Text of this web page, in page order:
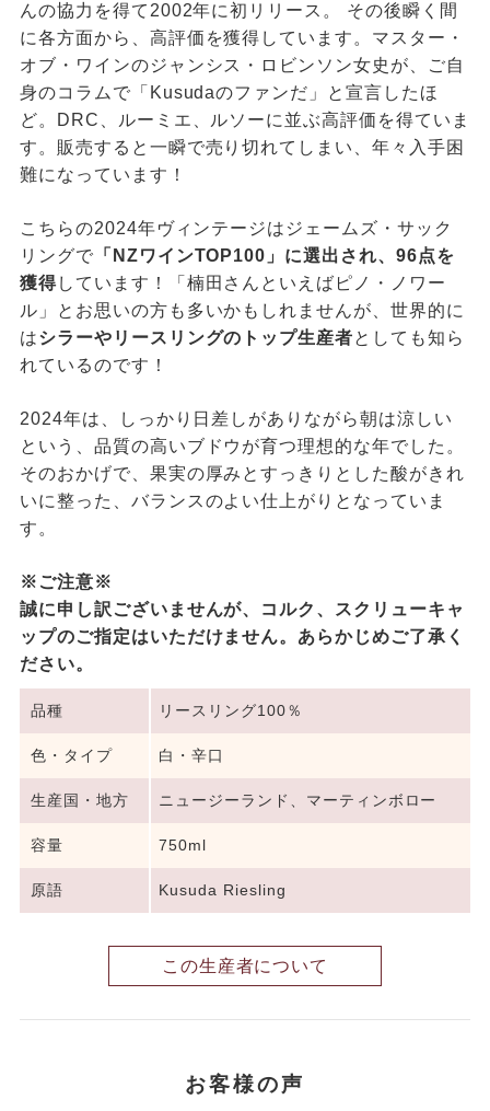
んの協力を得て2002年に初リリース。 その後瞬く間
に各方面から、高評価を獲得しています。マスター・
オブ・ワインのジャンシス・ロビンソン女史が、ご自
身のコラムで「Kusudaのファンだ」と宣言したほ
ど。DRC、ルーミエ、ルソーに並ぶ高評価を得ていま
す。販売すると一瞬で売り切れてしまい、年々入手困
難になっています！
こちらの2024年ヴィンテージはジェームズ・サック
リングで 「NZワインTOP100」に選出され、96点を
獲得しています！「楠田さんといえばピノ・ノワー
ル」とお思いの方も多いかもしれませんが、世界的に
はシラーやリースリングのトップ生産者としても知ら
れているのです！
2024年は、しっかり日差しがありながら朝は涼しい
という、品質の高いブドウが育つ理想的な年でした。
そのおかげで、果実の厚みとすっきりとした酸がきれ
いに整った、バランスのよい仕上がりとなっていま
す。
※ご注意※
誠に申し訳ございませんが、コルク、スクリューキャ
ップのご指定はいただけません。あらかじめご了承く
ださい。
品種 リースリング100％
色・タイプ 白・辛口
生産国・地方 ニュージーランド、マーティンボロー
容量 750ml
原語 Kusuda Riesling
この生産者について